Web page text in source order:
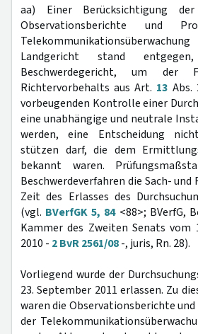
aa) Einer Berücksichtigung
Observationsberichte und
Landgericht stand
Beschwerdegericht, um der
Richtervorbehalts aus Art. 13 Abs.
vorbeugenden Kontrolle einer
eine unabhängige und neutrale
werden, eine Entscheidung
stützen darf, die dem
bekannt waren.
Beschwerdeverfahren die Sach-
Zeit des Erlasses des
(vgl. BVerfGK 5, 84<88>; BVerfG,
Kammer des Zweiten Senats vom
2010 - 2 BvR 2561/08-, juris, Rn. 28).
Vorliegend wurde der
23. September 2011 erlassen. Zu
waren die Observationsberichte
der